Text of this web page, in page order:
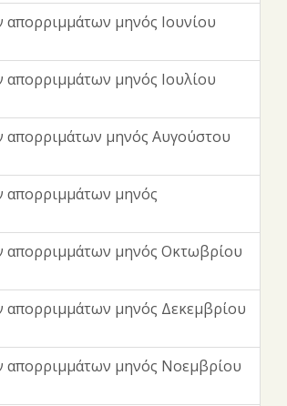
μηνός Ιουνίου
μηνός Ιουλίου
απορριμάτων μηνός Αυγούστου
απορριμμάτων μηνός
απορριμμάτων μηνός Οκτωβρίου
απορριμμάτων μηνός Δεκεμβρίου
απορριμμάτων μηνός Νοεμβρίου